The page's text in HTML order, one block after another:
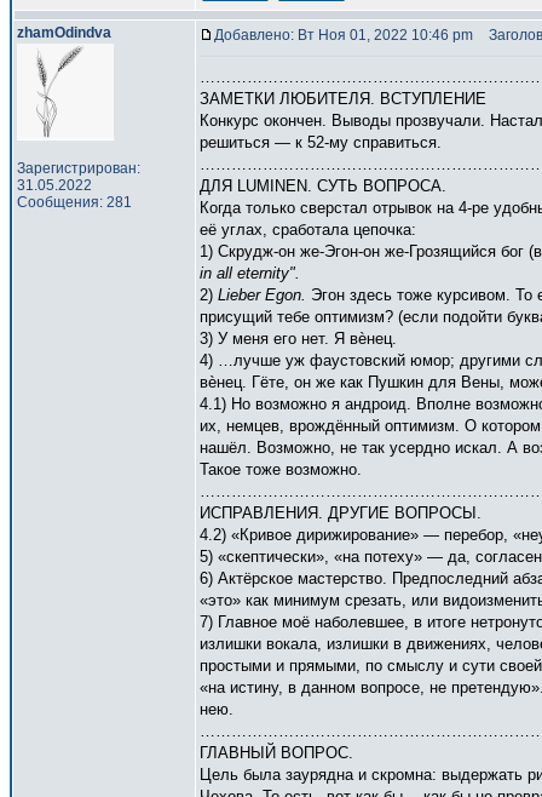
zhamOdindva
Зарегистрирован:
31.05.2022
Сообщения: 281
Добавлено: Вт Ноя 01, 2022 10:46 pm
ЗАМЕТКИ ЛЮБИТЕЛЯ. ВСТУПЛЕНИЕ
Конкурс окончен. Выводы прозвучали.
решиться — к 52-му справиться.
ДЛЯ LUMINEN. СУТЬ ВОПРОСА.
Когда только сверстал отрывок на 4-ре
её углах, сработала цепочка:
1) Скрудж-он же-Эгон-он же-Грозящийся бог
in all eternity".
2) Lieber Egon. Эгон здесь тоже курсивом. То
присущий тебе оптимизм? (если подойти
3) У меня его нет. Я вѐнец.
4) …лучше уж фаустовский юмор; другими
вѐнец. Гёте, он же как Пушкин для Вены,
4.1) Но возможно я андроид. Вполне
их, немцев, врождённый оптимизм. О
нашёл. Возможно, не так усердно искал. А
Такое тоже возможно.
ИСПРАВЛЕНИЯ. ДРУГИЕ ВОПРОСЫ.
4.2) «Кривое дирижирование» — перебор,
5) «скептически», «на потеху» — да,
6) Актёрское мастерство. Предпоследний
«это» как минимум срезать, или
7) Главное моё наболевшее, в итоге
излишки вокала, излишки в движениях,
простыми и прямыми, по смыслу и сути
«на истину, в данном вопросе, не
нею.
ГЛАВНЫЙ ВОПРОС.
Цель была заурядна и скромна: выдержать